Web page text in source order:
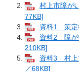
村上市障が
77KB]
資料1 策定
資料2 障が
210KB]
資料3 村上
／68KB]